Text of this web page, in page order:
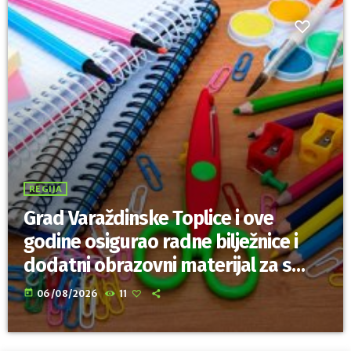
REGIJA
Grad Varaždinske Toplice i ove
godine osigurao radne bilježnice i
dodatni obrazovni materijal za sve
osnovnoškolce
today 06/08/2026 11